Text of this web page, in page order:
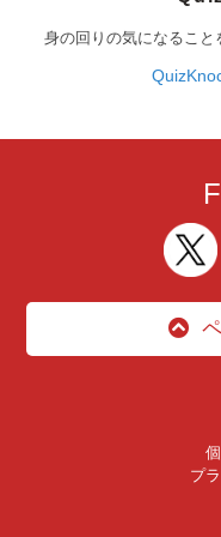
身の回りの気になること
プ